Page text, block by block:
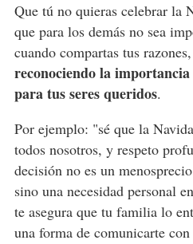
Que tú no quieras celebrar la
que para los demás no sea
cuando compartas tus razones,
reconociendo la
para tus seres queridos.
Por ejemplo: "sé que la
todos nosotros, y respeto
decisión no es un
sino una necesidad personal
te asegura que tu familia lo
una forma de comunicarte